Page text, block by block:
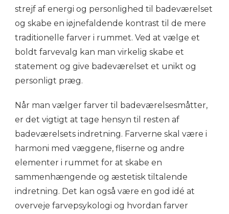
strejf af energi og personlighed til badeværelset
og skabe en iøjnefaldende kontrast til de mere
traditionelle farver i rummet. Ved at vælge et
boldt farvevalg kan man virkelig skabe et
statement og give badeværelset et unikt og
personligt præg.
Når man vælger farver til badeværelsesmåtter,
er det vigtigt at tage hensyn til resten af
badeværelsets indretning. Farverne skal være i
harmoni med væggene, fliserne og andre
elementer i rummet for at skabe en
sammenhængende og æstetisk tiltalende
indretning. Det kan også være en god idé at
overveje farvepsykologi og hvordan farver